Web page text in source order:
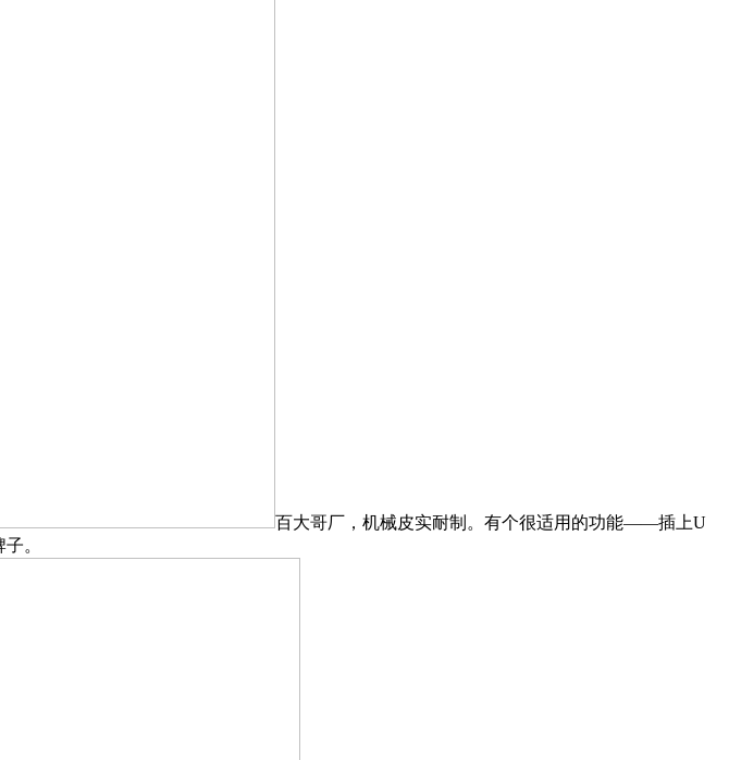
百大哥厂，机械皮实耐制。有个很适用的功能——插上U
。